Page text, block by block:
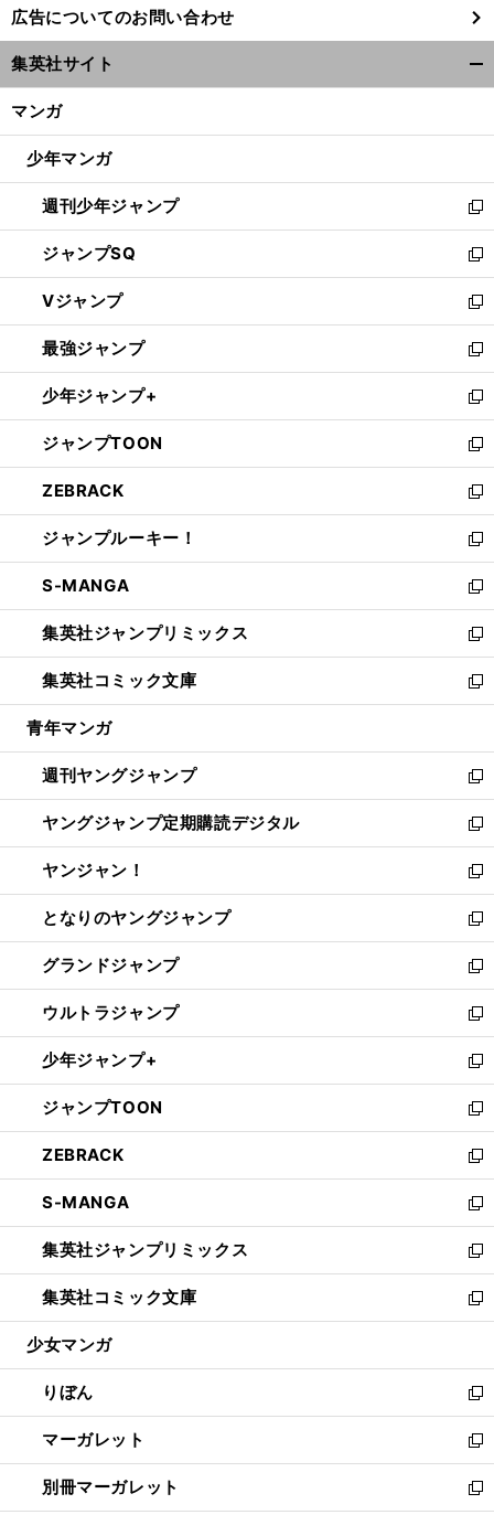
い
ウ
ィ
ン
ウ
開
く
広告についてのお問い合わせ
集英社サイト
マンガ
少年マンガ
週刊少年ジャンプ
新
し
い
ウ
ィ
ン
ド
ウ
で
開
く
ジャンプSQ
新
し
い
ウ
ィ
ン
ド
ウ
で
開
く
Vジャンプ
新
し
い
ウ
ィ
ン
ド
ウ
で
開
く
最強ジャンプ
新
し
い
ウ
ィ
ン
ド
ウ
で
開
く
少年ジャンプ+
新
し
い
ウ
ィ
ン
ド
ウ
で
開
く
ジャンプTOON
新
し
い
ウ
ィ
ン
ド
ウ
で
開
く
ZEBRACK
新
し
い
ウ
ィ
ン
ド
ウ
で
開
ジャンプルーキー！
新
し
い
ウ
ィ
ン
ド
ウ
開
く
S-MANGA
新
し
い
ウ
ィ
ン
ウ
で
開
く
集英社ジャンプリミックス
新
し
い
ウ
ン
ド
ウ
で
開
く
集英社コミック文庫
新
し
ウ
ィ
ン
ド
ウ
で
開
く
青年マンガ
週刊ヤングジャンプ
新
し
い
ウ
ィ
ン
ド
ウ
で
開
く
ヤングジャンプ定期購読デジタル
新
し
い
ウ
ィ
ン
ド
ウ
で
開
く
ヤンジャン！
新
し
い
ウ
ィ
ン
ド
ウ
で
開
く
となりのヤングジャンプ
新
し
い
ウ
ィ
ン
ド
ウ
で
開
く
グランドジャンプ
新
し
い
ウ
ィ
ン
ド
ウ
で
開
く
ウルトラジャンプ
新
し
い
ウ
ィ
ン
ド
ウ
で
開
く
少年ジャンプ+
新
し
い
ウ
ィ
ン
ド
ウ
で
開
く
ジャンプTOON
新
し
い
ウ
ィ
ン
ド
ウ
で
開
ZEBRACK
新
し
い
ウ
ィ
ン
ド
ウ
開
く
S-MANGA
新
し
い
ウ
ィ
ン
ウ
で
開
く
集英社ジャンプリミックス
新
し
い
ウ
ン
ド
ウ
で
開
く
集英社コミック文庫
新
し
ウ
ィ
ン
ド
ウ
で
開
少女マンガ
りぼん
新
し
い
ウ
ィ
マーガレット
新
し
い
別冊マーガレット
新